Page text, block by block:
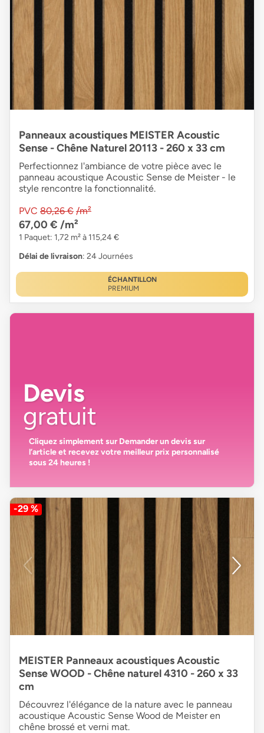
Panneaux acoustiques MEISTER Acoustic
Sense - Chêne Naturel 20113 - 260 x 33 cm
Perfectionnez l'ambiance de votre pièce avec le
panneau acoustique Acoustic Sense de Meister - le
style rencontre la fonctionnalité.
PVC 80,26 € /m²
67,00 € /m²
1 Paquet: 1,72 m² à 115,24 €
Délai de livraison: 24 Journées
ÉCHANTILLON
PREMIUM
Devis
gratuit
Cliquez simplement sur Demander un devissur
l’article et recevez votremeilleur prix personnalisé
sous 24 heures !
-29 %
MEISTER Panneaux acoustiques Acoustic
Sense WOOD - Chêne naturel 4310 - 260 x 33
cm
Découvrez l'élégance de la nature avec le panneau
acoustique Acoustic Sense Wood de Meister en
chêne brossé et verni mat.